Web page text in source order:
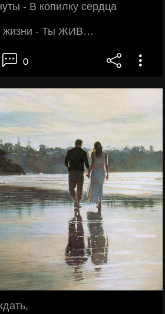
- В копилку сердца
жизни - Ты ЖИВ…
0